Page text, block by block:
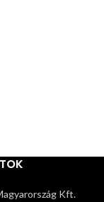
Kft.